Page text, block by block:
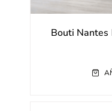
Bouti Nantes